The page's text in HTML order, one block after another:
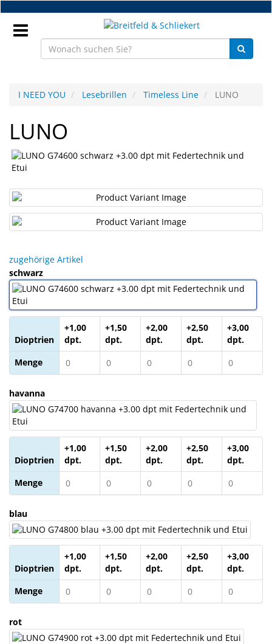
Zum
Hauptinhalt
springen
NEU
Werkstatt
Handelsware
Sport
&
Sonne
Milo
Me
JustMILO
I
NEED
YOU
Instrumente
Schleiftechnik
SALE
I NEED YOU Lesebrillen Timeless Line LUNO
LUNO
zugehörige Artikel
schwarz
Dioptrien
+1,00
dpt.
+1,50
dpt.
+2,00
dpt.
+2,50
dpt.
+3,00
dpt.
Menge
havanna
Dioptrien
+1,00
dpt.
+1,50
dpt.
+2,00
dpt.
+2,50
dpt.
+3,00
dpt.
Menge
blau
Dioptrien
+1,00
dpt.
+1,50
dpt.
+2,00
dpt.
+2,50
dpt.
+3,00
dpt.
Menge
rot